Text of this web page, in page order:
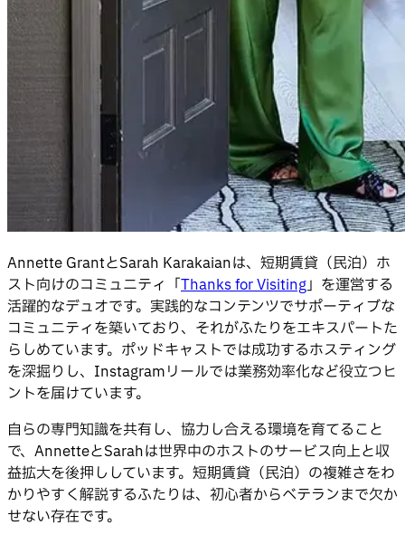
Annette GrantとSarah Karakaianは、短期賃貸（民泊）ホ
スト向けのコミュニティ「Thanks for Visiting」を運営する
活躍的なデュオです。実践的なコンテンツでサポーティブな
コミュニティを築いており、それがふたりをエキスパートた
らしめています。ポッドキャストでは成功するホスティング
を深掘りし、Instagramリールでは業務効率化など役立つヒ
ントを届けています。
自らの専門知識を共有し、協力し合える環境を育てること
で、AnnetteとSarahは世界中のホストのサービス向上と収
益拡大を後押ししています。短期賃貸（民泊）の複雑さをわ
かりやすく解説するふたりは、初心者からベテランまで欠か
せない存在です。